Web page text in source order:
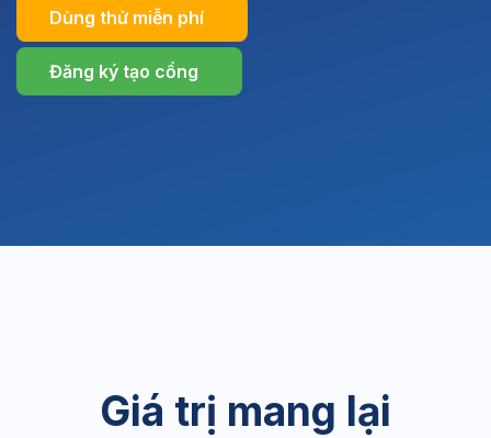
Dùng thử miễn phí
Đăng ký tạo cổng
Giá trị mang lại